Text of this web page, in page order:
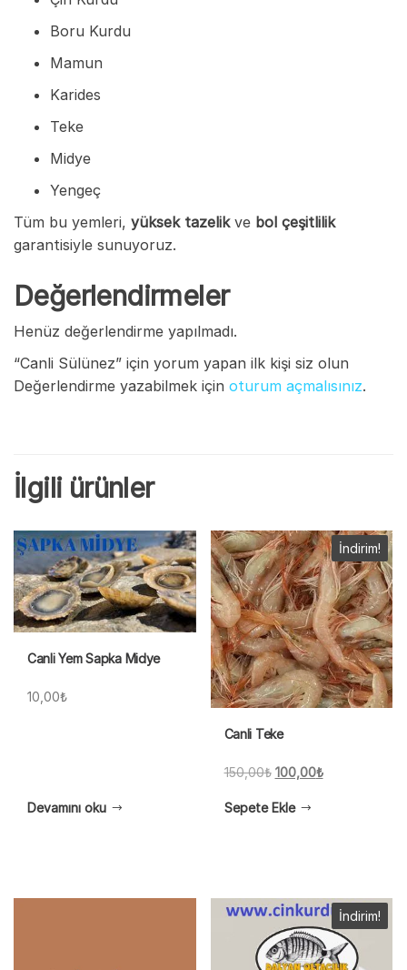
Boru Kurdu
Mamun
Karides
Teke
Midye
Yengeç
Tüm bu yemleri, yüksek tazelikve bol çeşitlilik
garantisiyle sunuyoruz.
Değerlendirmeler
Henüz değerlendirme yapılmadı.
“Canli Sülünez” için yorum yapan ilk kişi siz olun
Değerlendirme yazabilmek için oturum açmalısınız.
İlgili ürünler
Canli Yem Sapka Midye
10,00₺
Devamını oku
İndirim!
Canli Teke
150,00₺ Orijinal
150,00₺.
100,00₺Şu
Sepete Ekle
İndirim!